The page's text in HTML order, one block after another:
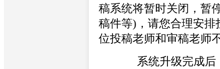
稿系统将暂时关闭，暂
稿件等)，请您合理安
位投稿老师和审稿老师
系统升级完成后